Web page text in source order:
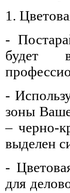
1.
-
будет
-
зоны
– черно-
выделен
-
для